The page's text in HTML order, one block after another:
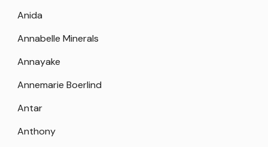
Anida
Annabelle Minerals
Annayake
Annemarie Boerlind
Antar
Anthony